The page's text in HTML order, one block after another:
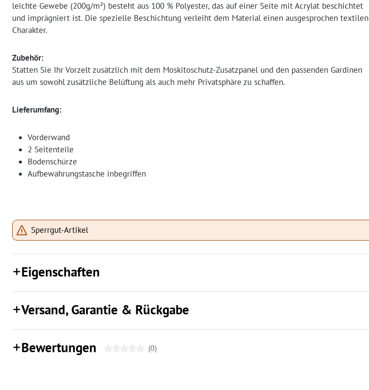
leichte Gewebe (200g/m²) besteht aus 100 % Polyester, das auf einer Seite mit Acrylat beschichtet
und imprägniert ist. Die spezielle Beschichtung verleiht dem Material einen ausgesprochen textilen
Charakter.
Zubehör:
Statten Sie Ihr Vorzelt zusätzlich mit dem Moskitoschutz-Zusatzpanel und den passenden Gardinen
aus um sowohl zusätzliche Belüftung als auch mehr Privatsphäre zu schaffen.
Lieferumfang:
Vorderwand
2 Seitenteile
Bodenschürze
Aufbewahrungstasche inbegriffen
Sperrgut-Artikel
Eigenschaften
Versand, Garantie & Rückgabe
Bewertungen (0)